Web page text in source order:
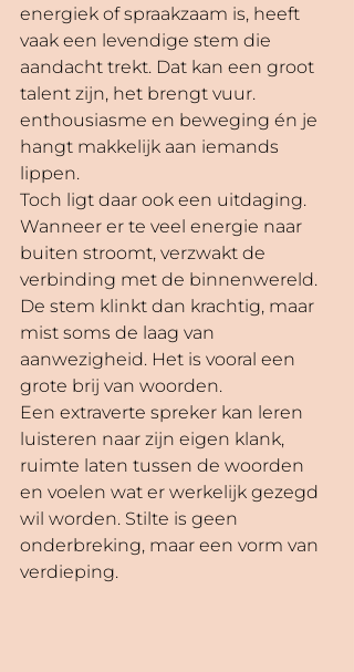
energiek of spraakzaam is, heeft
vaak een levendige stem die
aandacht trekt. Dat kan een groot
talent zijn, het brengt vuur.
enthousiasme en beweging én je
hangt makkelijk aan iemands
lippen.
Toch ligt daar ook een uitdaging.
Wanneer er te veel energie naar
buiten stroomt, verzwakt de
verbinding met de binnenwereld.
De stem klinkt dan krachtig, maar
mist soms de laag van
aanwezigheid. Het is vooral een
grote brij van woorden.
Een extraverte spreker kan leren
luisteren naar zijn eigen klank,
ruimte laten tussen de woorden
en voelen wat er werkelijk gezegd
wil worden. Stilte is geen
onderbreking, maar een vorm van
verdieping.